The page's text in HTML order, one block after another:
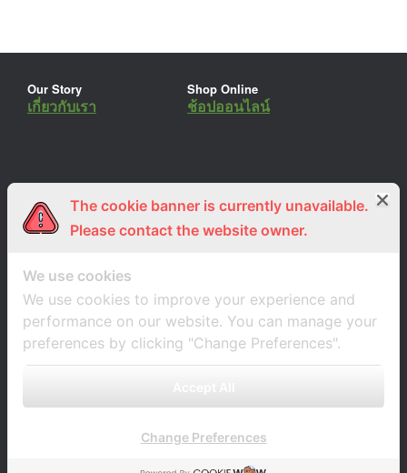
Our Story
เกี่ยวกับเรา
Shop Online
ช้อปออนไลน์
ร่วมงานกับเรา
สมัครงาน
Lemon Farm Cafe
ร้านอาหารอินทรีย์
The cookie banner is currently unavailable.
Please contact the website owner.
We use cookies
We use cookies to improve your experience and
performance on our website. You can manage your
preferences by clicking "Change Preferences".
Change Preferences